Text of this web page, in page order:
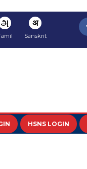
அ अ
Sanskrit
HSNS LOGIN